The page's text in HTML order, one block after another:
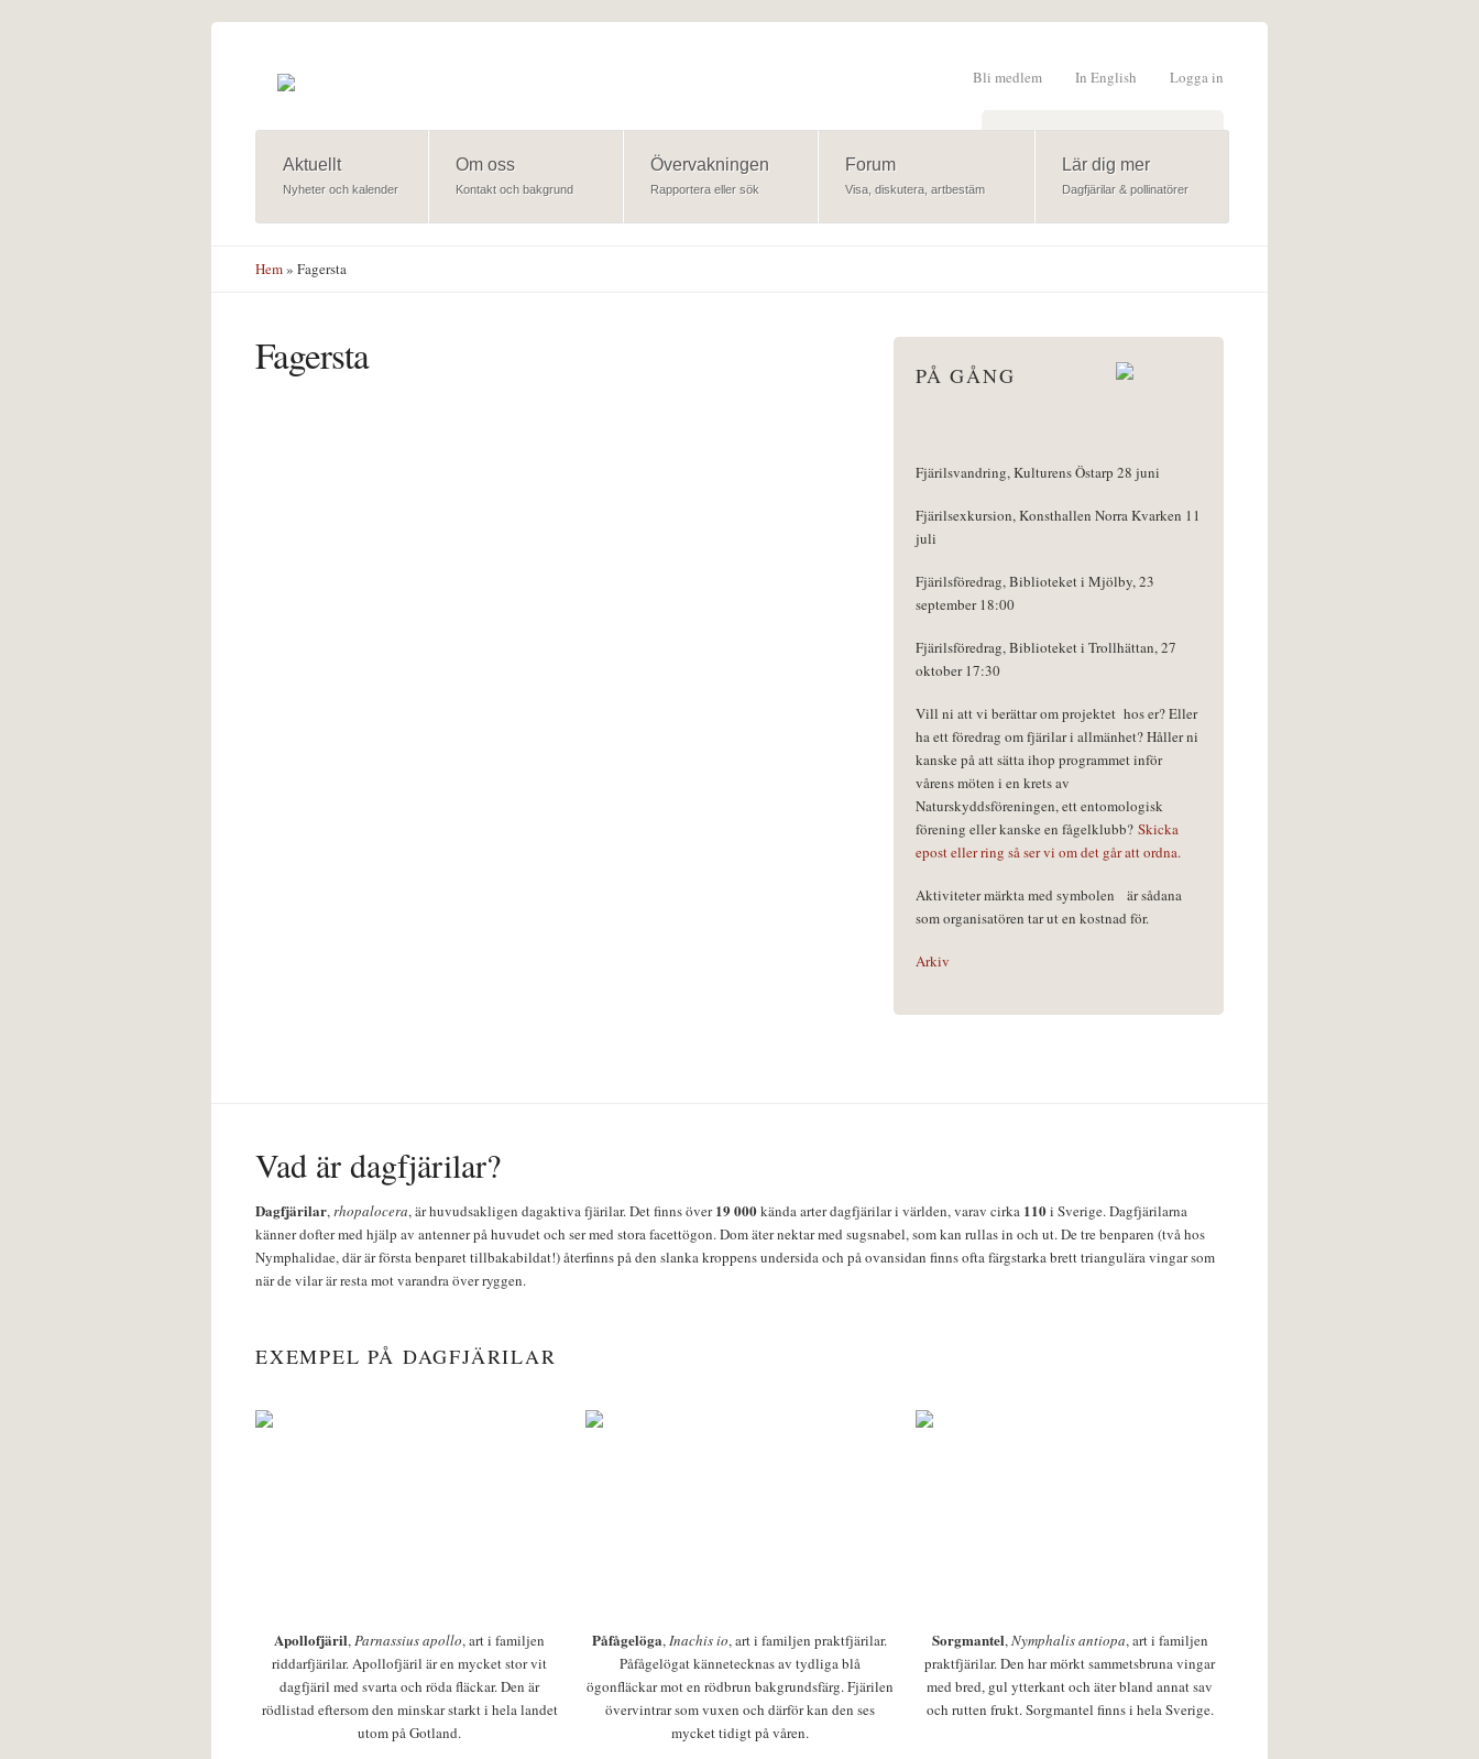
Logga in
In English
Bli medlem
Sökformulär
Aktuellt
Nyheter och kalender
Om oss
Kontakt och bakgrund
Övervakningen
Rapportera eller sök
Forum
Visa, diskutera, artbestäm
Lär dig mer
Dagfjärilar & pollinatörer
Hem» Fagersta
Fagersta PÅ GÅNG
Fjärilsvandring, Kulturens Östarp 28 juni
Fjärilsexkursion, Konsthallen Norra Kvarken 11
juli
Fjärilsföredrag, Biblioteket i Mjölby, 23
september 18:00
Fjärilsföredrag, Biblioteket i Trollhättan, 27
oktober 17:30
Vill ni att vi berättar om projektet hos er? Eller
ha ett föredrag om fjärilar i allmänhet? Håller ni
kanske på att sätta ihop programmet inför
vårens möten i en krets av
Naturskyddsföreningen, ett entomologisk
förening eller kanske en fågelklubb? Skicka
epost eller ring så ser vi om det går att ordna.
Aktiviteter märkta med symbolen
är sådana
som organisatören tar ut en kostnad för.
Arkiv
Vad är dagfjärilar?
Dagfjärilar,rhopalocera, är huvudsakligen dagaktiva fjärilar. Det finns över19 000kända arter dagfjärilar i världen, varav cirka 110i Sverige. Dagfjärilarna
känner dofter med hjälp av antenner på huvudet och ser med stora facettögon. Dom äter nektar med sugsnabel, som kan rullas in och ut. De tre benparen (två hos
Nymphalidae, där är första benparet tillbakabildat!) återfinns på den slanka kroppens undersida och på ovansidan finns ofta färgstarka brett triangulära vingar som
när de vilar är resta mot varandra över ryggen.
EXEMPEL PÅ DAGFJÄRILAR
Apollofjäril,Parnassius apollo, art i familjen
riddarfjärilar. Apollofjäril är en mycket stor vit
dagfjäril med svarta och röda fläckar. Den är
rödlistad eftersom den minskar starkt i hela landet
utom på Gotland.
Påfågelöga,Inachis io, art i familjen praktfjärilar.
Påfågelögat kännetecknas av tydliga blå
ögonfläckar mot en rödbrun bakgrundsfärg. Fjärilen
övervintrar som vuxen och därför kan den ses
mycket tidigt på våren.
Sorgmantel,Nymphalis antiopa, art i familjen
praktfjärilar. Den har mörkt sammetsbruna vingar
med bred, gul ytterkant och äter bland annat sav
och rutten frukt. Sorgmantel finns i hela Sverige.